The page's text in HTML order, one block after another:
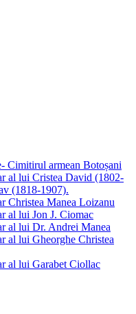
Cimitirul armean Botoșani
al lui Cristea David (1802-
(1818-1907).
Christea Manea Loizanu
al lui Jon J. Ciomac
al lui Dr. Andrei Manea
al lui Gheorghe Christea
al lui Garabet Ciollac